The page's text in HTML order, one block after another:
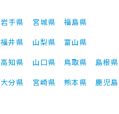
岩手県 宮城県
福島県
福井県 山梨県
富山県
高知県 山口県 鳥取県 島根県
大分県 宮崎県 熊本県 鹿児